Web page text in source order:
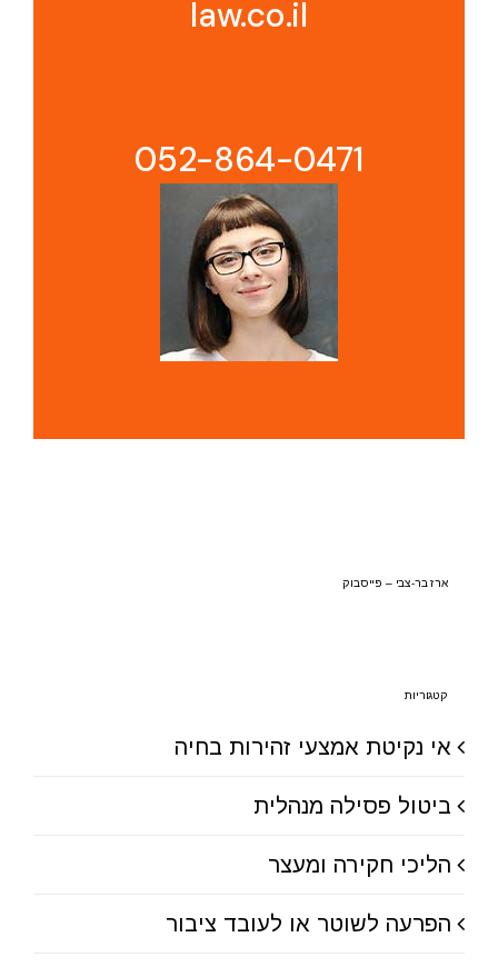
law.co.il
052-864-0471
ארז בר-צבי – פייסבוק
קטגוריות
אי נקיטת אמצעי זהירות בחיה
ביטול פסילה מנהלית
הליכי חקירה ומעצר
הפרעה לשוטר או לעובד ציבור